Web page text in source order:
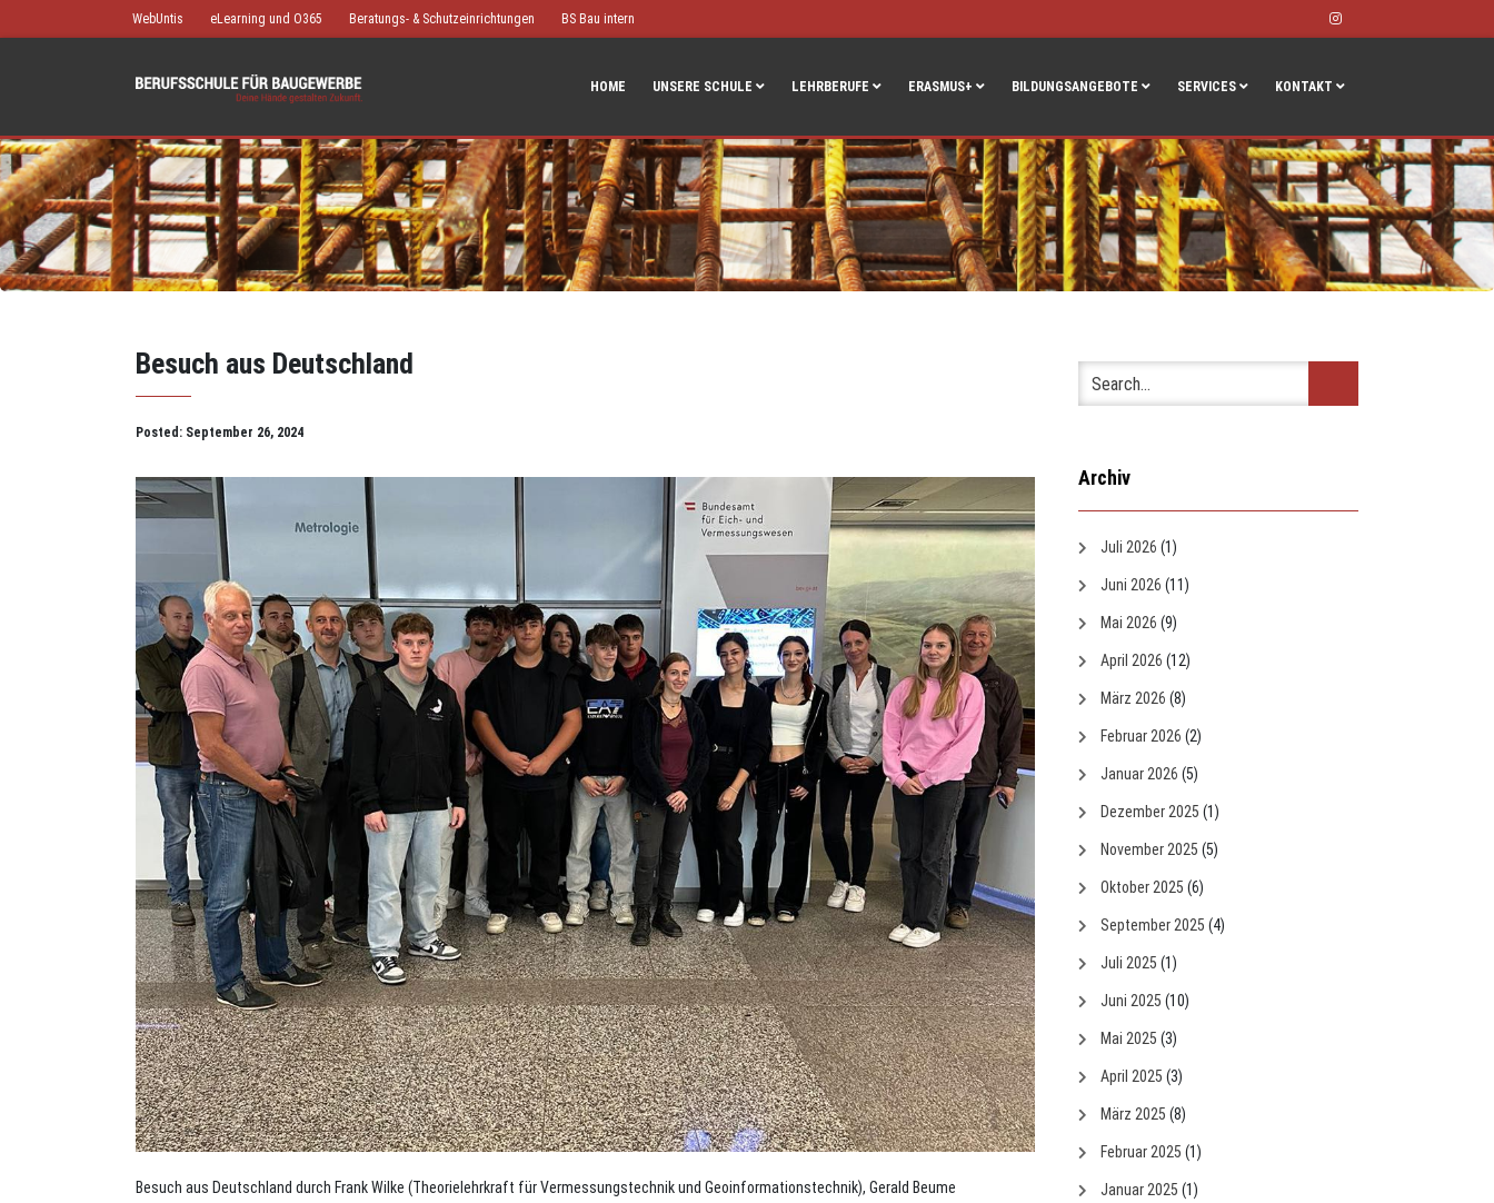
WebUntis eLearning und O365 Beratungs- & Schutzeinrichtungen BS Bau intern
HOME UNSERE SCHULE LEHRBERUFE ERASMUS+ BILDUNGSANGEBOTE SERVICES KONTAKT
Besuch aus Deutschland
Posted: September 26, 2024
Besuch aus Deutschland durch Frank Wilke (Theorielehrkraft für Vermessungstechnik und Geoinformationstechnik), Gerald Beume
Archiv
Juli 2026 (1)
Juni 2026 (11)
Mai 2026 (9)
April 2026 (12)
März 2026 (8)
Februar 2026 (2)
Januar 2026 (5)
Dezember 2025 (1)
November 2025 (5)
Oktober 2025 (6)
September 2025 (4)
Juli 2025 (1)
Juni 2025 (10)
Mai 2025 (3)
April 2025 (3)
März 2025 (8)
Februar 2025 (1)
Januar 2025 (1)